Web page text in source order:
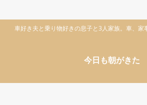
車好き夫と乗り物好きの息子と3人家族。車、家
今日も朝がきた